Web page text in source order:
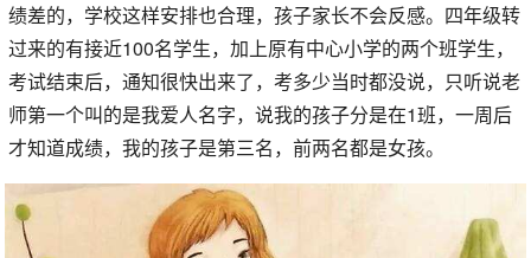
绩差的，学校这样安排也合理，孩子家长不会反感。四年级转
过来的有接近100名学生，加上原有中心小学的两个班学生，
考试结束后，通知很快出来了，考多少当时都没说，只听说老
师第一个叫的是我爱人名字，说我的孩子分是在1班，一周后
才知道成绩，我的孩子是第三名，前两名都是女孩。